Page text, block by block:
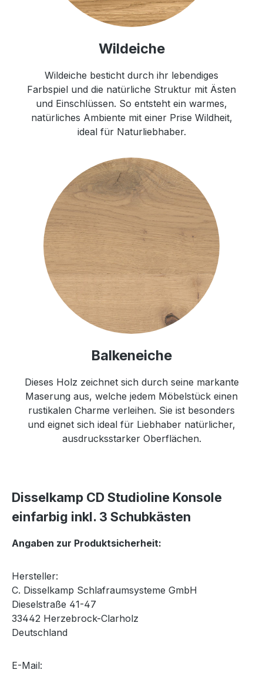
Wildeiche
Wildeiche besticht durch ihr lebendiges
Farbspiel und die natürliche Struktur mit Ästen
und Einschlüssen. So entsteht ein warmes,
natürliches Ambiente mit einer Prise Wildheit,
ideal für Naturliebhaber.
Balkeneiche
Dieses Holz zeichnet sich durch seine markante
Maserung aus, welche jedem Möbelstück einen
rustikalen Charme verleihen. Sie ist besonders
und eignet sich ideal für Liebhaber natürlicher,
ausdrucksstarker Oberflächen.
Disselkamp CD Studioline Konsole
einfarbig inkl. 3 Schubkästen
Angaben zur Produktsicherheit:
Hersteller:
C. Disselkamp Schlafraumsysteme GmbH
Dieselstraße 41-47
33442 Herzebrock-Clarholz
Deutschland
E-Mail: